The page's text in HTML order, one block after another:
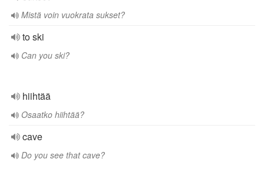
Mistä voin vuokrata sukset?
to ski
Can you ski?
hiihtää
Osaatko hiihtää?
cave
Do you see that cave?